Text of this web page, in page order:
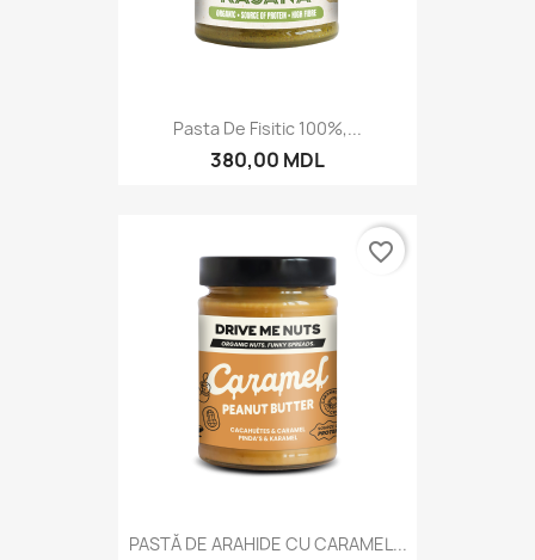
Pasta De Fisitic 100%,...
380,00 MDL
PASTĂ DE ARAHIDE CU CARAMEL...
favorite_border